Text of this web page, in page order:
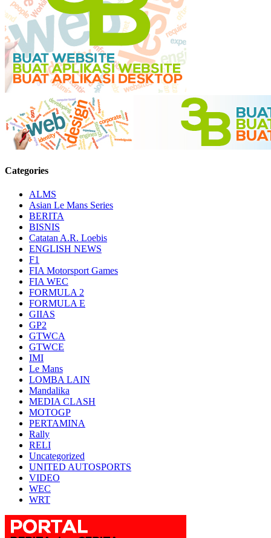
Categories
ALMS
Asian Le Mans Series
BERITA
BISNIS
Catatan A.R. Loebis
ENGLISH NEWS
F1
FIA Motorsport Games
FIA WEC
FORMULA 2
FORMULA E
GIIAS
GP2
GTWCA
GTWCE
IMI
Le Mans
LOMBA LAIN
Mandalika
MEDIA CLASH
MOTOGP
PERTAMINA
Rally
RELI
Uncategorized
UNITED AUTOSPORTS
VIDEO
WEC
WRT